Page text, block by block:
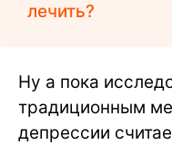
лечить?
Ну а пока
традиционным
депрессии